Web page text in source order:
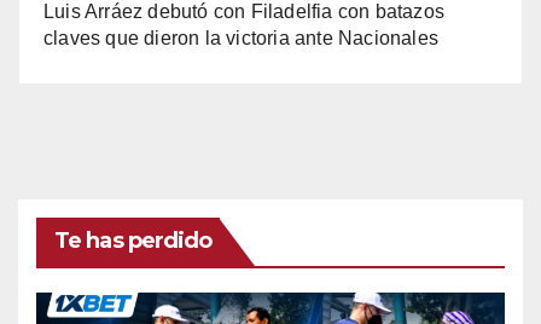
Luis Arráez debutó con Filadelfia con batazos
claves que dieron la victoria ante Nacionales
Te has perdido